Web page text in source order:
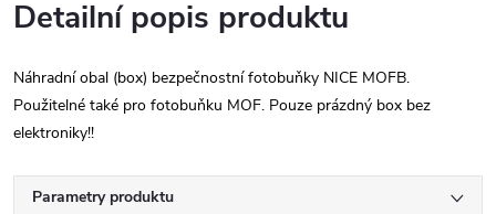
Detailní popis produktu
Náhradní obal (box) bezpečnostní fotobuňky NICE MOFB.
Použitelné také pro fotobuňku MOF. Pouze prázdný box bez
elektroniky!!
Parametry produktu